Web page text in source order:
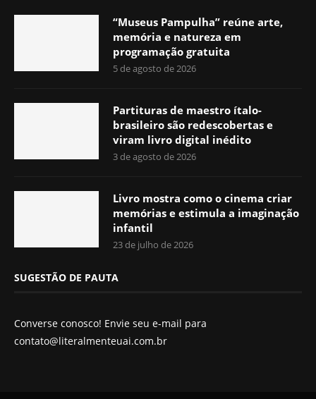
“Museus Pampulha” reúne arte,
memória e natureza em
programação gratuita
5 de agosto de 2026
Partituras de maestro ítalo-
brasileiro são redescobertas e
viram livro digital inédito
3 de agosto de 2026
Livro mostra como o cinema criar
memórias e estimula a imaginação
infantil
23 de julho de 2026
SUGESTÃO DE PAUTA
Converse conosco! Envie seu e-mail para
contato@literalmenteuai.com.br